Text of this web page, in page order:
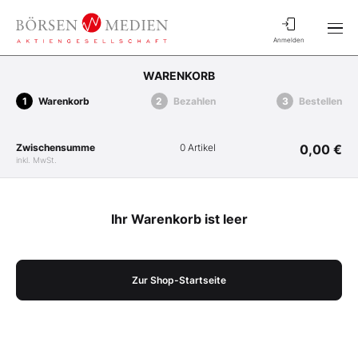
Anmelden
WARENKORB
Warenkorb Bezahlen Bestellen
Zwischensumme
inkl. MwSt.
0 Artikel 0,00 €
Ihr Warenkorb ist leer
Zur Shop-Startseite